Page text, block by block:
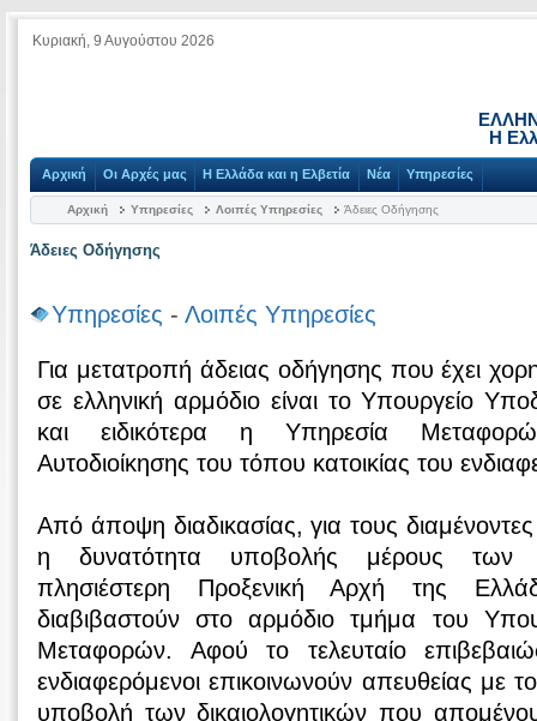
Κυριακή, 9 Αυγούστου 2026
Η
Αρχική Οι Αρχές μας Η Ελλάδα και η Ελβετία Νέα Υπηρεσίες
Αρχική Υπηρεσίες Λοιπές Υπηρεσίες Άδειες Οδήγησης
Άδειες Οδήγησης
Υπηρεσίες - Λοιπές Υπηρεσίες
Για μετατροπή άδειας οδήγησης που έχει
σε ελληνική αρμόδιο είναι το Υπουργείο
και ειδικότερα η Υπηρεσία
Αυτοδιοίκησης του τόπου κατοικίας του
Από άποψη διαδικασίας, για τους
η δυνατότητα υποβολής μέρους των
πλησιέστερη Προξενική Αρχή της
διαβιβαστούν στο αρμόδιο τμήμα του
Μεταφορών. Αφού το τελευταίο
ενδιαφερόμενοι επικοινωνούν απευθείας με
υποβολή των δικαιολογητικών που